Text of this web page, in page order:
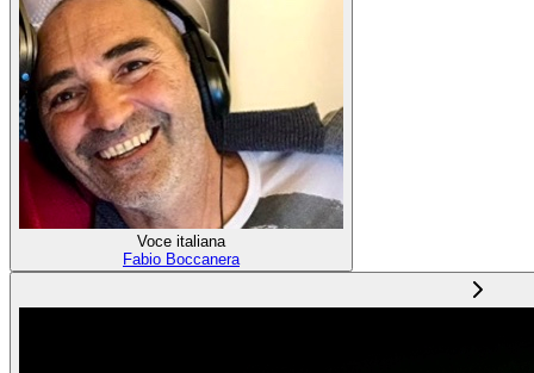
Voce italiana
Fabio Boccanera